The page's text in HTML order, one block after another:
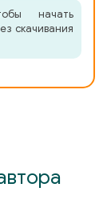
начать
скачивания